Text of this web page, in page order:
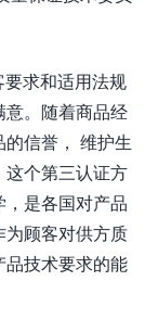
求和适用法规
意。随着商品经
信誉， 维护生
这个第三认证方
是各国对产品
为顾客对供方质
品技术要求的能